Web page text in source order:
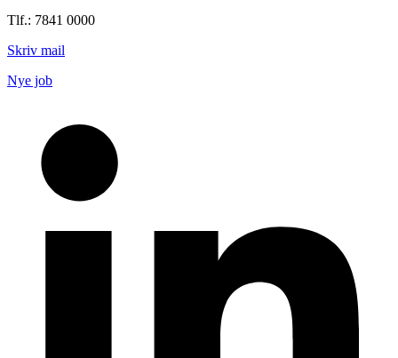
Tlf.: 7841 0000
Skriv mail
Nye job